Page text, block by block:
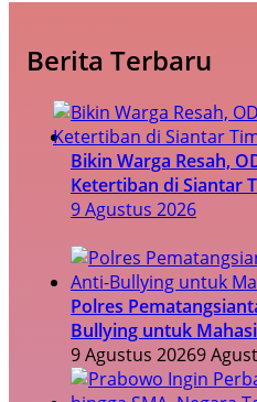
Berita Terbaru
Bikin Warga Resah,
Ketertiban di Siantar
9 Agustus 2026
Polres
Bullying untuk
9 Agustus 20269